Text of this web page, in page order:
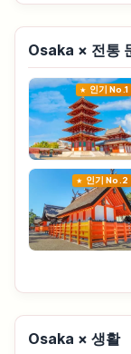
Osaka × 전통
인기 No.1
인기 No.2
Osaka × 생활